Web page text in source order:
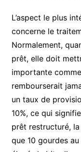
L’aspect le plus
concerne le
Normalement,
prêt, elle doit
importante
rembourserait
un taux de
10%, ce qui
prêt restructuré,
que 10 gourdes